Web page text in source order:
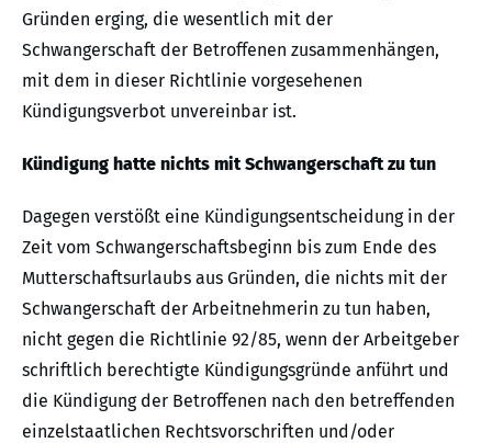
Gründen erging, die wesentlich mit der
Schwangerschaft der Betroffenen zusammenhängen,
mit dem in dieser Richtlinie vorgesehenen
Kündigungsverbot unvereinbar ist.
Kündigung hatte nichts mit Schwangerschaft zu tun
Dagegen verstößt eine Kündigungsentscheidung in der
Zeit vom Schwangerschaftsbeginn bis zum Ende des
Mutterschaftsurlaubs aus Gründen, die nichts mit der
Schwangerschaft der Arbeitnehmerin zu tun haben,
nicht gegen die Richtlinie 92/85, wenn der Arbeitgeber
schriftlich berechtigte Kündigungsgründe anführt und
die Kündigung der Betroffenen nach den betreffenden
einzelstaatlichen Rechtsvorschriften und/oder